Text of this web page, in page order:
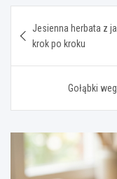
wpisu
Jesienna herbata z
krok po kroku
Gołąbki